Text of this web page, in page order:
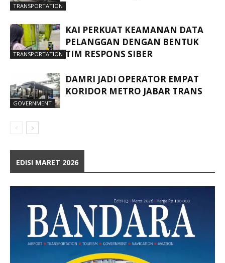
TRANSPORTATION
TRANSPORTATION
KAI PERKUAT KEAMANAN DATA
PELANGGAN DENGAN BENTUK
TIM RESPONS SIBER
GOVERNMENT
DAMRI JADI OPERATOR EMPAT
KORIDOR METRO JABAR TRANS
EDISI MARET 2026